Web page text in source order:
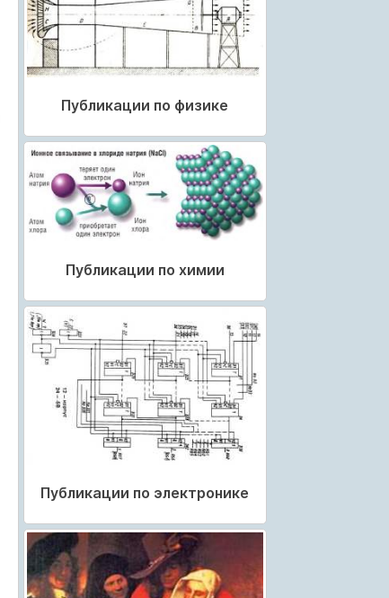
Публикации по физике
Публикации по химии
Публикации по электронике